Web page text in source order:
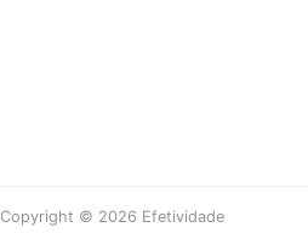
Copyright © 2026 Efetividade